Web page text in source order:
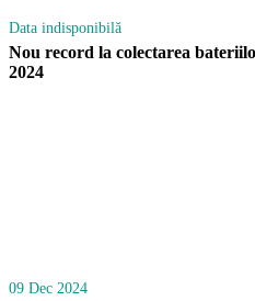
Data indisponibilă
Nou record la colectarea
2024
09 Dec 2024